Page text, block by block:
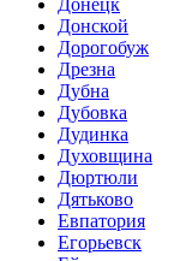
Донецк
Донской
Дорогобуж
Дрезна
Дубна
Дубовка
Дудинка
Духовщина
Дюртюли
Дятьково
Евпатория
Егорьевск